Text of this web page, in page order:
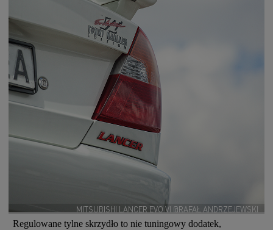
MITSUBISHI LANCER EVO VI @RAFAŁ ANDRZEJEWSKI
Regulowane tylne skrzydło to nie tuningowy dodatek,